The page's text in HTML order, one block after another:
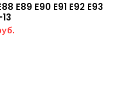
E89 E90 E91 E92 E93